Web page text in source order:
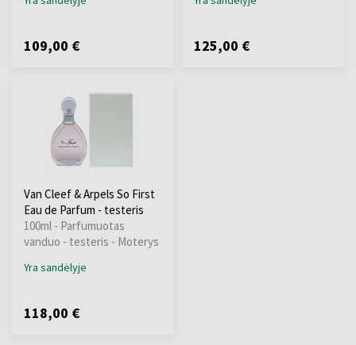
109,00 € 125,00 €
Van Cleef & Arpels So First
Eau de Parfum - testeris
100ml - Parfumuotas
vanduo - testeris - Moterys
Yra sandėlyje
118,00 €